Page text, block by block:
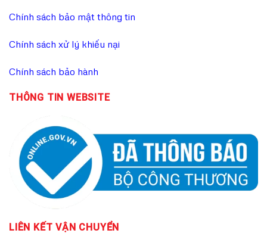
Chính sách bảo mật thông tin
Chính sách xử lý khiếu nại
Chính sách bảo hành
THÔNG TIN WEBSITE
LIÊN KẾTVẬN CHUYỂN